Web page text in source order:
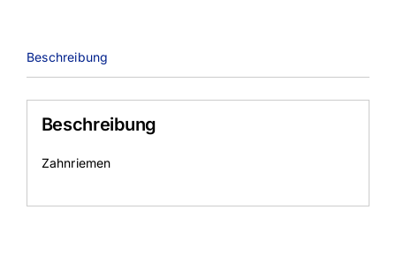
Beschreibung
Beschreibung
Zahnriemen